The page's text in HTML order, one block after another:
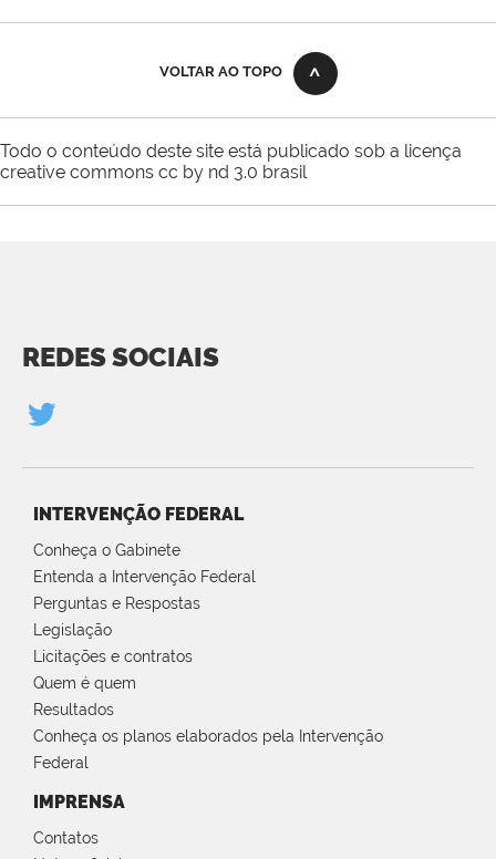
VOLTAR AO TOPO
Todo o conteúdo deste site está publicado sob a licença
creative commons cc by nd 3.0 brasil
REDES SOCIAIS
INTERVENÇÃO FEDERAL
Conheça o Gabinete
Entenda a Intervenção Federal
Perguntas e Respostas
Legislação
Licitações e contratos
Quem é quem
Resultados
Conheça os planos elaborados pela Intervenção
Federal
IMPRENSA
Contatos